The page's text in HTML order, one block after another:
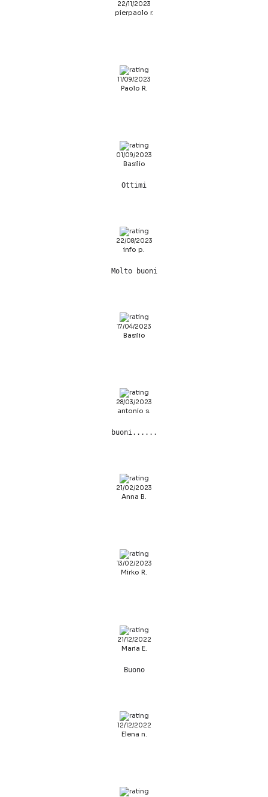
22/11/2023
pierpaolo r.
11/09/2023
Paolo R.
01/09/2023
Basilio
Ottimi
22/08/2023
info p.
Molto buoni
17/04/2023
Basilio
28/03/2023
antonio s.
buoni......
21/02/2023
Anna B.
13/02/2023
Mirko R.
21/12/2022
Maria E.
Buono
12/12/2022
Elena n.